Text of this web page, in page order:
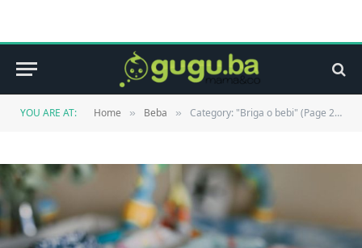
YOU ARE AT: Home » Beba » Category: "Briga o bebi" (Page 28)